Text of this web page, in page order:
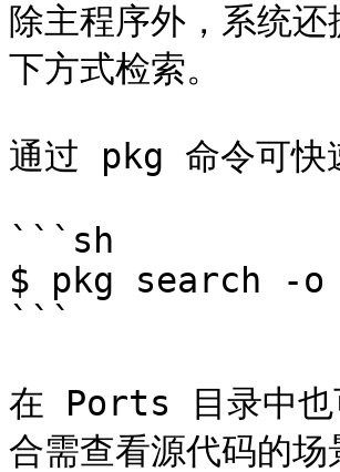
除主程序外，系统
下方式检索。
通过 pkg 命令可快
```sh
$ pkg search -o
```
在 Ports 目录中也
合需查看源代码的场